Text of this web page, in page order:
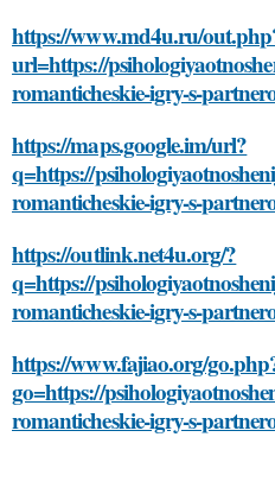
https://www.md4u.ru/
url=https://
romanticheskie-igry-s-
https://maps.google.im/url?
q=https://
romanticheskie-igry-s-
https://outlink.net4u.org/?
q=https://
romanticheskie-igry-s-
https://www.fajiao.org/
go=https://
romanticheskie-igry-s-